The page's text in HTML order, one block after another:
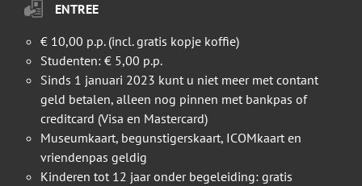
ENTREE
€ 10,00 p.p. (incl. gratis kopje koffie)
Studenten: € 5,00 p.p.
Sinds 1 januari 2023 kunt u niet meer met contant
geld betalen, alleen nog pinnen met bankpas of
creditcard (Visa en Mastercard)
Museumkaart, begunstigerskaart, ICOMkaart en
vriendenpas geldig
Kinderen tot 12 jaar onder begeleiding: gratis